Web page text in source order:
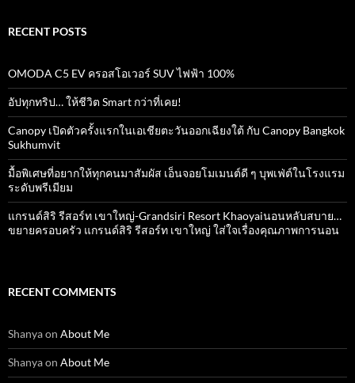
RECENT POSTS
OMODA C5 EV ครอสโอเวอร์ SUV ไฟฟ้า 100%
อัปทุกทริป… ให้ชีวิต Smart กว่าที่เคย!
Canopy เปิดตัวครั้งแรกในเอเชียตะวันออกเฉียงใต้ กับ Canopy Bangkok
Sukhumvit
มื้อพิเศษที่อยากให้ทุกคนมาสัมผัส เอ็นจอยโมเมนต์ดี ๆ บุพเฟ่ต์ในโรงแรม
ระดับพรีเมียม
แกรนด์สิริ​ รีสอร์ท​ เขาใหญ่​-Grandsiri​ Resort​ Khaoyaiนอนหลับสบาย…
ขยายครอบครัว แกรนด์สิริ รีสอร์ท เขาใหญ่ ใส่ใจเรื่องคุณภาพการนอน
RECENT COMMENTS
Shanyaon About Me
Shanyaon About Me